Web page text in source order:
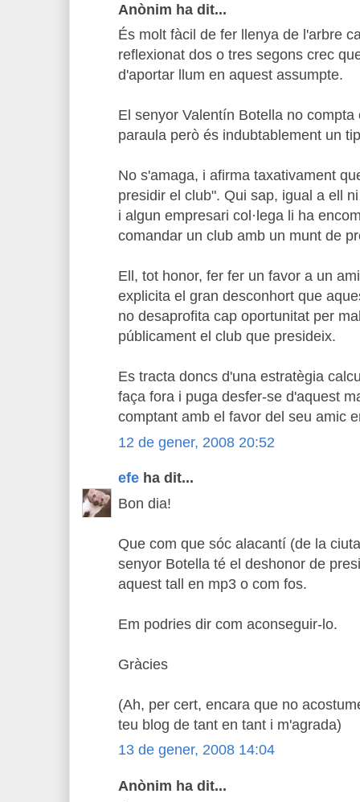
Anònim ha dit...
És molt fàcil de fer llenya de l'arbre
reflexionat dos o tres segons crec
d'aportar llum en aquest assumpte.
El senyor Valentín Botella no
paraula però és indubtablement un
No s'amaga, i afirma taxativament
presidir el club". Qui sap, igual a ell
i algun empresari col·lega li ha
comandar un club amb un munt de
Ell, tot honor, fer fer un favor a un
explicita el gran desconhort que
no desaprofita cap oportunitat per
públicament el club que presideix.
Es tracta doncs d'una estratègia
faça fora i puga desfer-se d'aquest
comptant amb el favor del seu amic
12 de gener, 2008 20:52
efe ha dit...
Bon dia!
Que com que sóc alacantí (de la
senyor Botella té el deshonor de
aquest tall en mp3 o com fos.
Em podries dir com aconseguir-lo.
Gràcies
(Ah, per cert, encara que no
teu blog de tant en tant i m'agrada)
13 de gener, 2008 14:04
Anònim ha dit...